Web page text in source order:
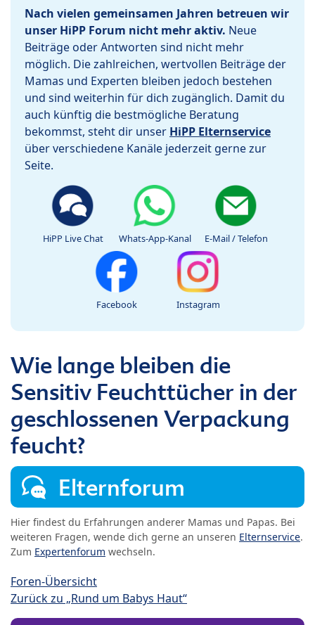
Nach vielen gemeinsamen Jahren betreuen wir
unser HiPP Forum nicht mehr aktiv. Neue
Beiträge oder Antworten sind nicht mehr
möglich. Die zahlreichen, wertvollen Beiträge der
Mamas und Experten bleiben jedoch bestehen
und sind weiterhin für dich zugänglich. Damit du
auch künftig die bestmögliche Beratung
bekommst, steht dir unser HiPP Elternservice
über verschiedene Kanäle jederzeit gerne zur
Seite.
HiPP Live Chat Whats-App-Kanal E-Mail / Telefon
Facebook Instagram
Wie lange bleiben die
Sensitiv Feuchttücher in der
geschlossenen Verpackung
feucht?
Elternforum
Hier findest du Erfahrungen anderer Mamas und Papas. Bei
weiteren Fragen, wende dich gerne an unseren Elternservice.
Zum Expertenforum wechseln.
Foren-Übersicht
Zurück zu „Rund um Babys Haut“